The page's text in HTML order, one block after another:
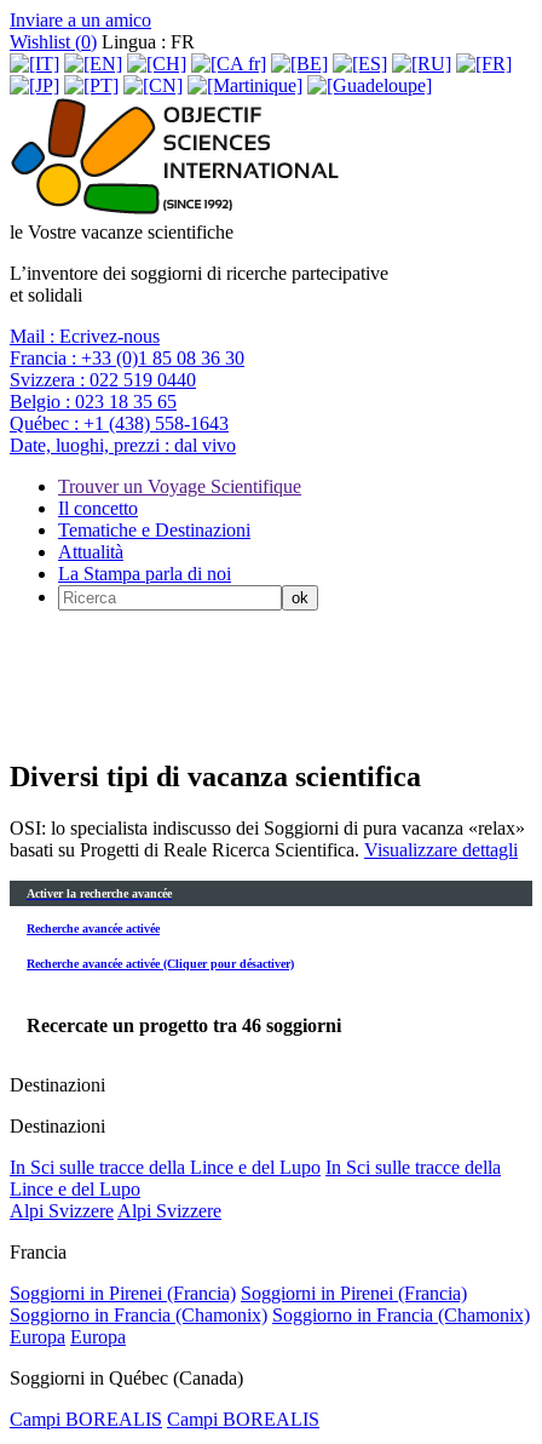
Inviare a un amico
Wishlist (0) Lingua : FR
le Vostre vacanze scientifiche
L’inventore dei soggiorni di ricerche partecipative
et solidali
Mail : Ecrivez-nous
Francia : +33 (0)1 85 08 36 30
Svizzera : 022 519 0440
Belgio : 023 18 35 65
Québec : +1 (438) 558-1643
Date, luoghi, prezzi : dal vivo
Trouver un Voyage Scientifique
Il concetto
Tematiche e Destinazioni
Attualità
La Stampa parla di noi
Diversi tipi di vacanza scientifica
OSI: lo specialista indiscusso dei Soggiorni di pura vacanza «relax»
basati su Progetti di Reale Ricerca Scientifica. Visualizzare dettagli
Activer la recherche avancée
Recherche avancée activée
Recherche avancée activée (Cliquer pour désactiver)
Recercate un progetto tra 46 soggiorni
Destinazioni
Destinazioni
In Sci sulle tracce della Lince e del Lupo In Sci sulle tracce della
Lince e del Lupo
Alpi Svizzere Alpi Svizzere
Francia
Soggiorni in Pirenei (Francia) Soggiorni in Pirenei (Francia)
Soggiorno in Francia (Chamonix) Soggiorno in Francia (Chamonix)
Europa Europa
Soggiorni in Québec (Canada)
Campi BOREALIS Campi BOREALIS